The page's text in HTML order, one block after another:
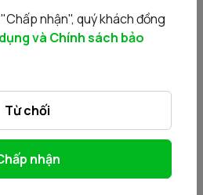
quan
nhận", quý khách đồng
và Chính sách bảo
Từ chối
nhận